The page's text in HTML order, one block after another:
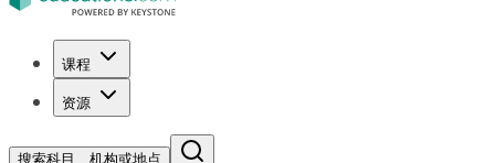
课程
资源
搜索科目、机构或地点